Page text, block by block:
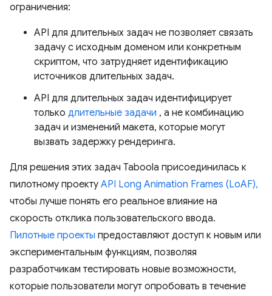
ограничения:
API для длительных задач не позволяет связать
задачу с исходным доменом или конкретным
скриптом, что затрудняет идентификацию
источников длительных задач.
API для длительных задач идентифицирует
только длительные задачи , а не комбинацию
задач и изменений макета, которые могут
вызвать задержку рендеринга.
Для решения этих задач Taboola присоединилась к
пилотному проекту API Long Animation Frames (LoAF),
чтобы лучше понять его реальное влияние на
скорость отклика пользовательского ввода.
Пилотные проекты предоставляют доступ к новым или
экспериментальным функциям, позволяя
разработчикам тестировать новые возможности,
которые пользователи могут опробовать в течение